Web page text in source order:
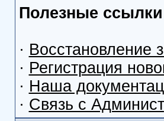
Полезные ссылки
· Восстановление
· Регистрация
· Наша
· Связь с